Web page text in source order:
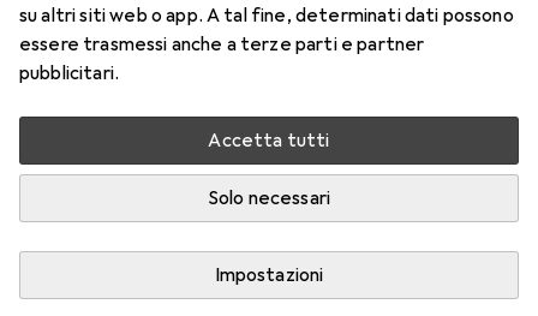
su altri siti web o app. A tal fine, determinati dati possono
essere trasmessi anche a terze parti e partner
pubblicitari.
Accetta tutti
Solo necessari
Impostazioni
portatile di Datalogic che permette di
comunicare senza interferenze e funziona senza
problemi anche in ambienti affollati
Lettore codice a barre
238,46
Codici a barre 1D, Codici a barre 2D
1